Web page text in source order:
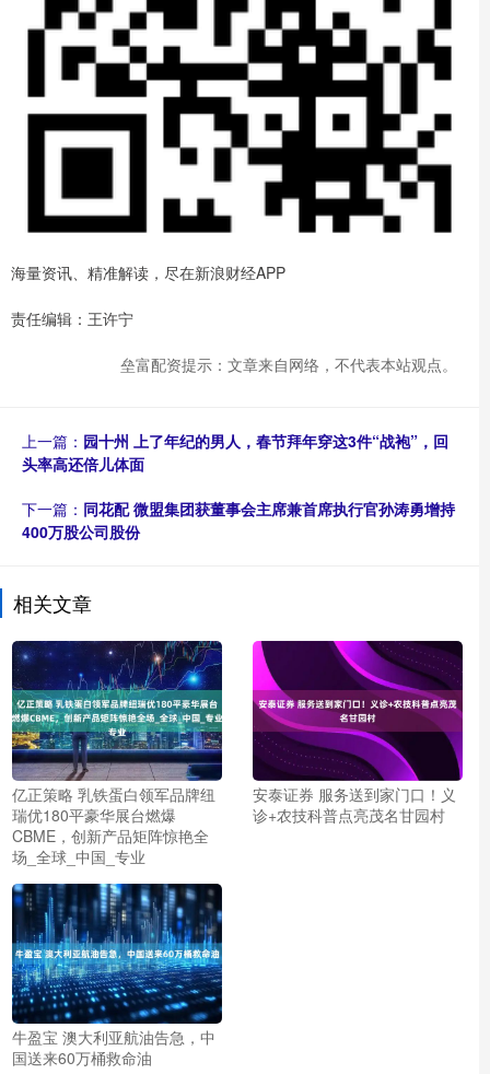
海量资讯、精准解读，尽在新浪财经APP
责任编辑：王许宁
垒富配资提示：文章来自网络，不代表本站观点。
上一篇： 园十州 上了年纪的男人，春节拜年穿这3件“战袍”，回
头率高还倍儿体面
下一篇： 同花配 微盟集团获董事会主席兼首席执行官孙涛勇增持
400万股公司股份
相关文章
亿正策略 乳铁蛋白领军品牌纽
瑞优180平豪华展台燃爆
CBME，创新产品矩阵惊艳全
场_全球_中国_专业
安泰证券 服务送到家门口！义
诊+农技科普点亮茂名甘园村
牛盈宝 澳大利亚航油告急，中
国送来60万桶救命油